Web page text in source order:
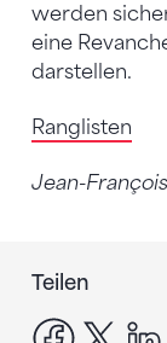
werden
eine
darstellen.
Ranglisten
Jean-
Teilen
facebook
x